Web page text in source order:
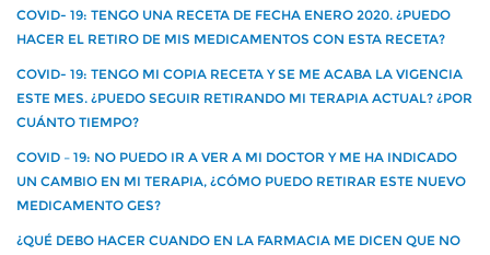
COVID- 19: TENGO UNA RECETA DE FECHA ENERO 2020. ¿PUEDO
HACER EL RETIRO DE MIS MEDICAMENTOS CON ESTA RECETA?
COVID- 19: TENGO MI COPIA RECETA Y SE ME ACABA LA VIGENCIA
ESTE MES. ¿PUEDO SEGUIR RETIRANDO MI TERAPIA ACTUAL? ¿POR
CUÁNTO TIEMPO?
COVID – 19: NO PUEDO IR A VER A MI DOCTOR Y ME HA INDICADO
UN CAMBIO EN MI TERAPIA, ¿CÓMO PUEDO RETIRAR ESTE NUEVO
MEDICAMENTO GES?
¿QUÉ DEBO HACER CUANDO EN LA FARMACIA ME DICEN QUE NO